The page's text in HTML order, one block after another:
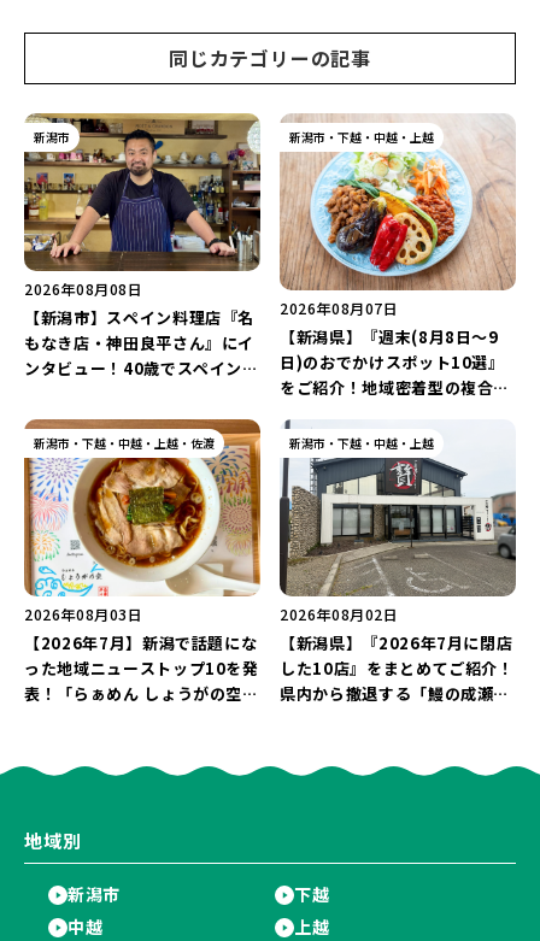
同じカテゴリーの記事
新潟市
2026年08月08日
【新潟市】スペイン料理店『名
もなき店・神田良平さん』にイ
ンタビュー！40歳でスペインへ
で届ける♪
新潟市・下越・中越・上越
2026年08月07日
【新潟県】『週末(8月8日～9
日)のおでかけスポット10選』
をご紹介！地域密着型の複合施
ナ丸大新潟のサマーフェスタ
2026」がおすすめ♪
新潟市・下越・中越・上越・佐渡
2026年08月03日
【2026年7月】新潟で話題にな
った地域ニューストップ10を発
表！「らぁめん しょうがの空」
ご紹介♪
新潟市・下越・中越・上越
2026年08月02日
【新潟県】『2026年7月に閉店
した10店』をまとめてご紹介！
県内から撤退する「鰻の成瀬」
地域別
新潟市
下越
中越
上越